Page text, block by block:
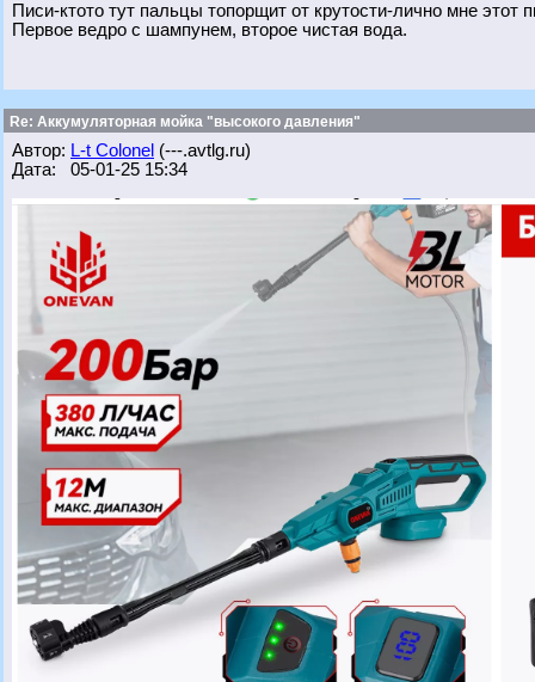
Писи-ктото тут пальцы топорщит от крутости-лично мне
Первое ведро с шампунем, второе чистая вода.
Re: Аккумуляторная мойка "высокого давления"
Автор: L-t Colonel (---.avtlg.ru)
Дата: 05-01-25 15:34